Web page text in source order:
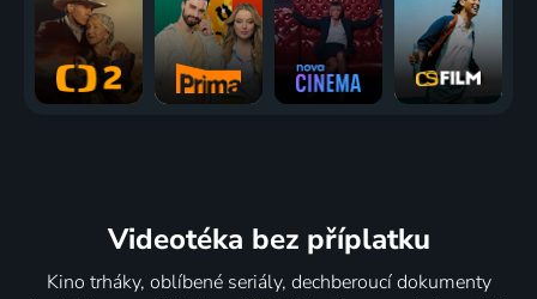
Videotéka bez příplatku
Kino trháky, oblíbené seriály, dechberoucí dokumenty